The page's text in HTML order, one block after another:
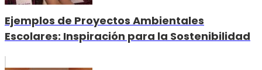
Ejemplos de Proyectos Ambientales
Escolares: Inspiración para la Sostenibilidad